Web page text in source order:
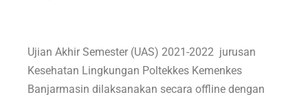
Ujian Akhir Semester (UAS) 2021-2022 jurusan
Kesehatan Lingkungan Poltekkes Kemenkes
Banjarmasin dilaksanakan secara offline dengan